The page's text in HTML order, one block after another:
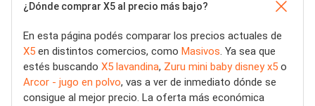
¿Dónde comprar X5 al precio más bajo?
En esta página podés comparar los precios actuales de
X5 en distintos comercios, como Masivos. Ya sea que
estés buscando X5 lavandina, Zuru mini baby disney x5 o
Arcor - jugo en polvo, vas a ver de inmediato dónde se
consigue al mejor precio. La oferta más económica